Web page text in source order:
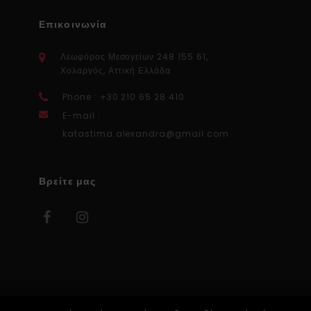
Επικοινωνία
Λεωφόρος Μεσογείων 248 155 61,
Χολαργός, Αττική Ελλάδα
Phone : +30 210 65 28 410
E-mail :
katastima.alexandra@gmail.com
Βρείτε μας